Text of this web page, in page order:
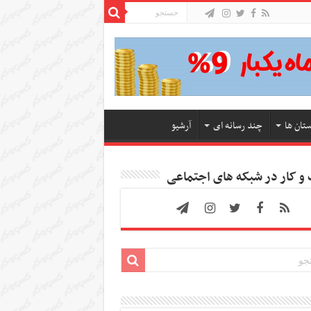
ها چند رسانه ای آرشیو
کار در شبکه های اجتماعی